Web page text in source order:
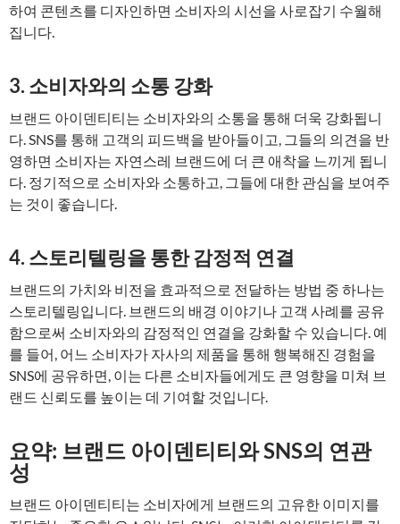
하여 콘텐츠를 디자인하면 소비자의 시선을 사로잡기 수월해
집니다.
3. 소비자와의 소통 강화
브랜드 아이덴티티는 소비자와의 소통을 통해 더욱 강화됩니
다. SNS를 통해 고객의 피드백을 받아들이고, 그들의 의견을 반
영하면 소비자는 자연스레 브랜드에 더 큰 애착을 느끼게 됩니
다. 정기적으로 소비자와 소통하고, 그들에 대한 관심을 보여주
는 것이 좋습니다.
4. 스토리텔링을 통한 감정적 연결
브랜드의 가치와 비전을 효과적으로 전달하는 방법 중 하나는
스토리텔링입니다. 브랜드의 배경 이야기나 고객 사례를 공유
함으로써 소비자와의 감정적인 연결을 강화할 수 있습니다. 예
를 들어, 어느 소비자가 자사의 제품을 통해 행복해진 경험을
SNS에 공유하면, 이는 다른 소비자들에게도 큰 영향을 미쳐 브
랜드 신뢰도를 높이는 데 기여할 것입니다.
요약: 브랜드 아이덴티티와 SNS의 연관
성
브랜드 아이덴티티는 소비자에게 브랜드의 고유한 이미지를